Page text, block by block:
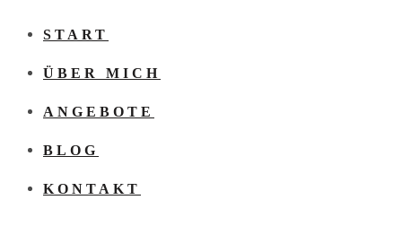
START
ÜBER MICH
ANGEBOTE
BLOG
KONTAKT